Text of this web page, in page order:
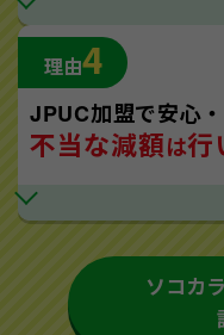
理由4
JPUC加盟で安心・
不当な減額は行
ソコカ